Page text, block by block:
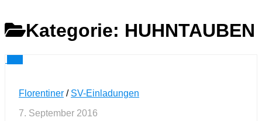
Kategorie: HUHNTAUBEN
Florentiner / SV-Einladungen
7. September 2016